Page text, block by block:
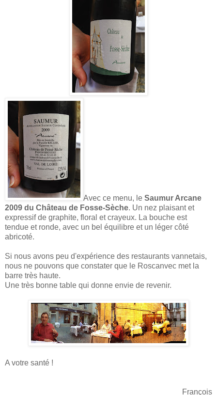
Avec ce menu, le Saumur Arcane
2009 du Château de Fosse-Sèche. Un nez plaisant et
expressif de graphite, floral et crayeux. La bouche est
tendue et ronde, avec un bel équilibre et un léger côté
abricoté.
Si nous avons peu d'expérience des restaurants vannetais,
nous ne pouvons que constater que le Roscanvec met la
barre très haute.
Une très bonne table qui donne envie de revenir.
A votre santé !
François